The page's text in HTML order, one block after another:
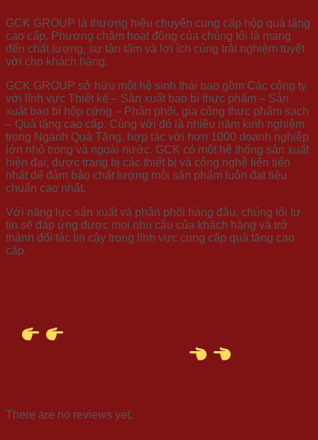
GCK GROUP là thương hiệu chuyên cung cấp hộp quà tặng
cao cấp. Phương châm hoạt động của chúng tôi là mang
đến chất lượng, sự tận tâm và lợi ích cùng trải nghiệm tuyệt
vời cho khách hàng.
GCK GROUP sở hữu một hệ sinh thái bao gồm Các công ty
với lĩnh vực Thiết kế – Sản xuất bao bì thực phẩm – Sản
xuất bao bì hộp cứng – Phân phối, gia công thực phẩm sạch
– Quà tặng cao cấp. Cùng với đó là nhiều năm kinh nghiệm
trong Ngành Quà Tặng, hợp tác với hơn 1000 doanh nghiệp
lớn nhỏ trong và ngoài nước. GCK có một hệ thống sản xuất
hiện đại, được trang bị các thiết bị và công nghệ tiên tiến
nhất để đảm bảo chất lượng mỗi sản phẩm luôn đạt tiêu
chuẩn cao nhất.
Với năng lực sản xuất và phân phối hàng đầu, chúng tôi tự
tin sẽ đáp ứng được mọi nhu cầu của khách hàng và trở
thành đối tác tin cậy trong lĩnh vực cung cấp quà tặng cao
cấp.
There are no reviews yet.